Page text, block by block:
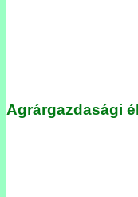
Agrárgazdasági